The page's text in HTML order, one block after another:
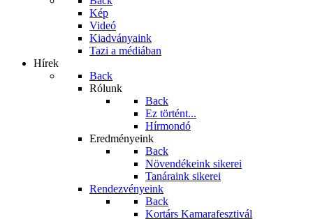
Kép
Videó
Kiadványaink
Tazi a médiában
Hírek
Back
Rólunk
Back
Ez történt...
Hírmondó
Eredményeink
Back
Növendékeink sikerei
Tanáraink sikerei
Rendezvényeink
Back
Kortárs Kamarafesztivál